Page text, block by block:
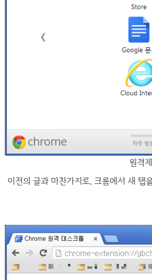
원격
이전의 글과 마찬가지로, 크롬에서 새